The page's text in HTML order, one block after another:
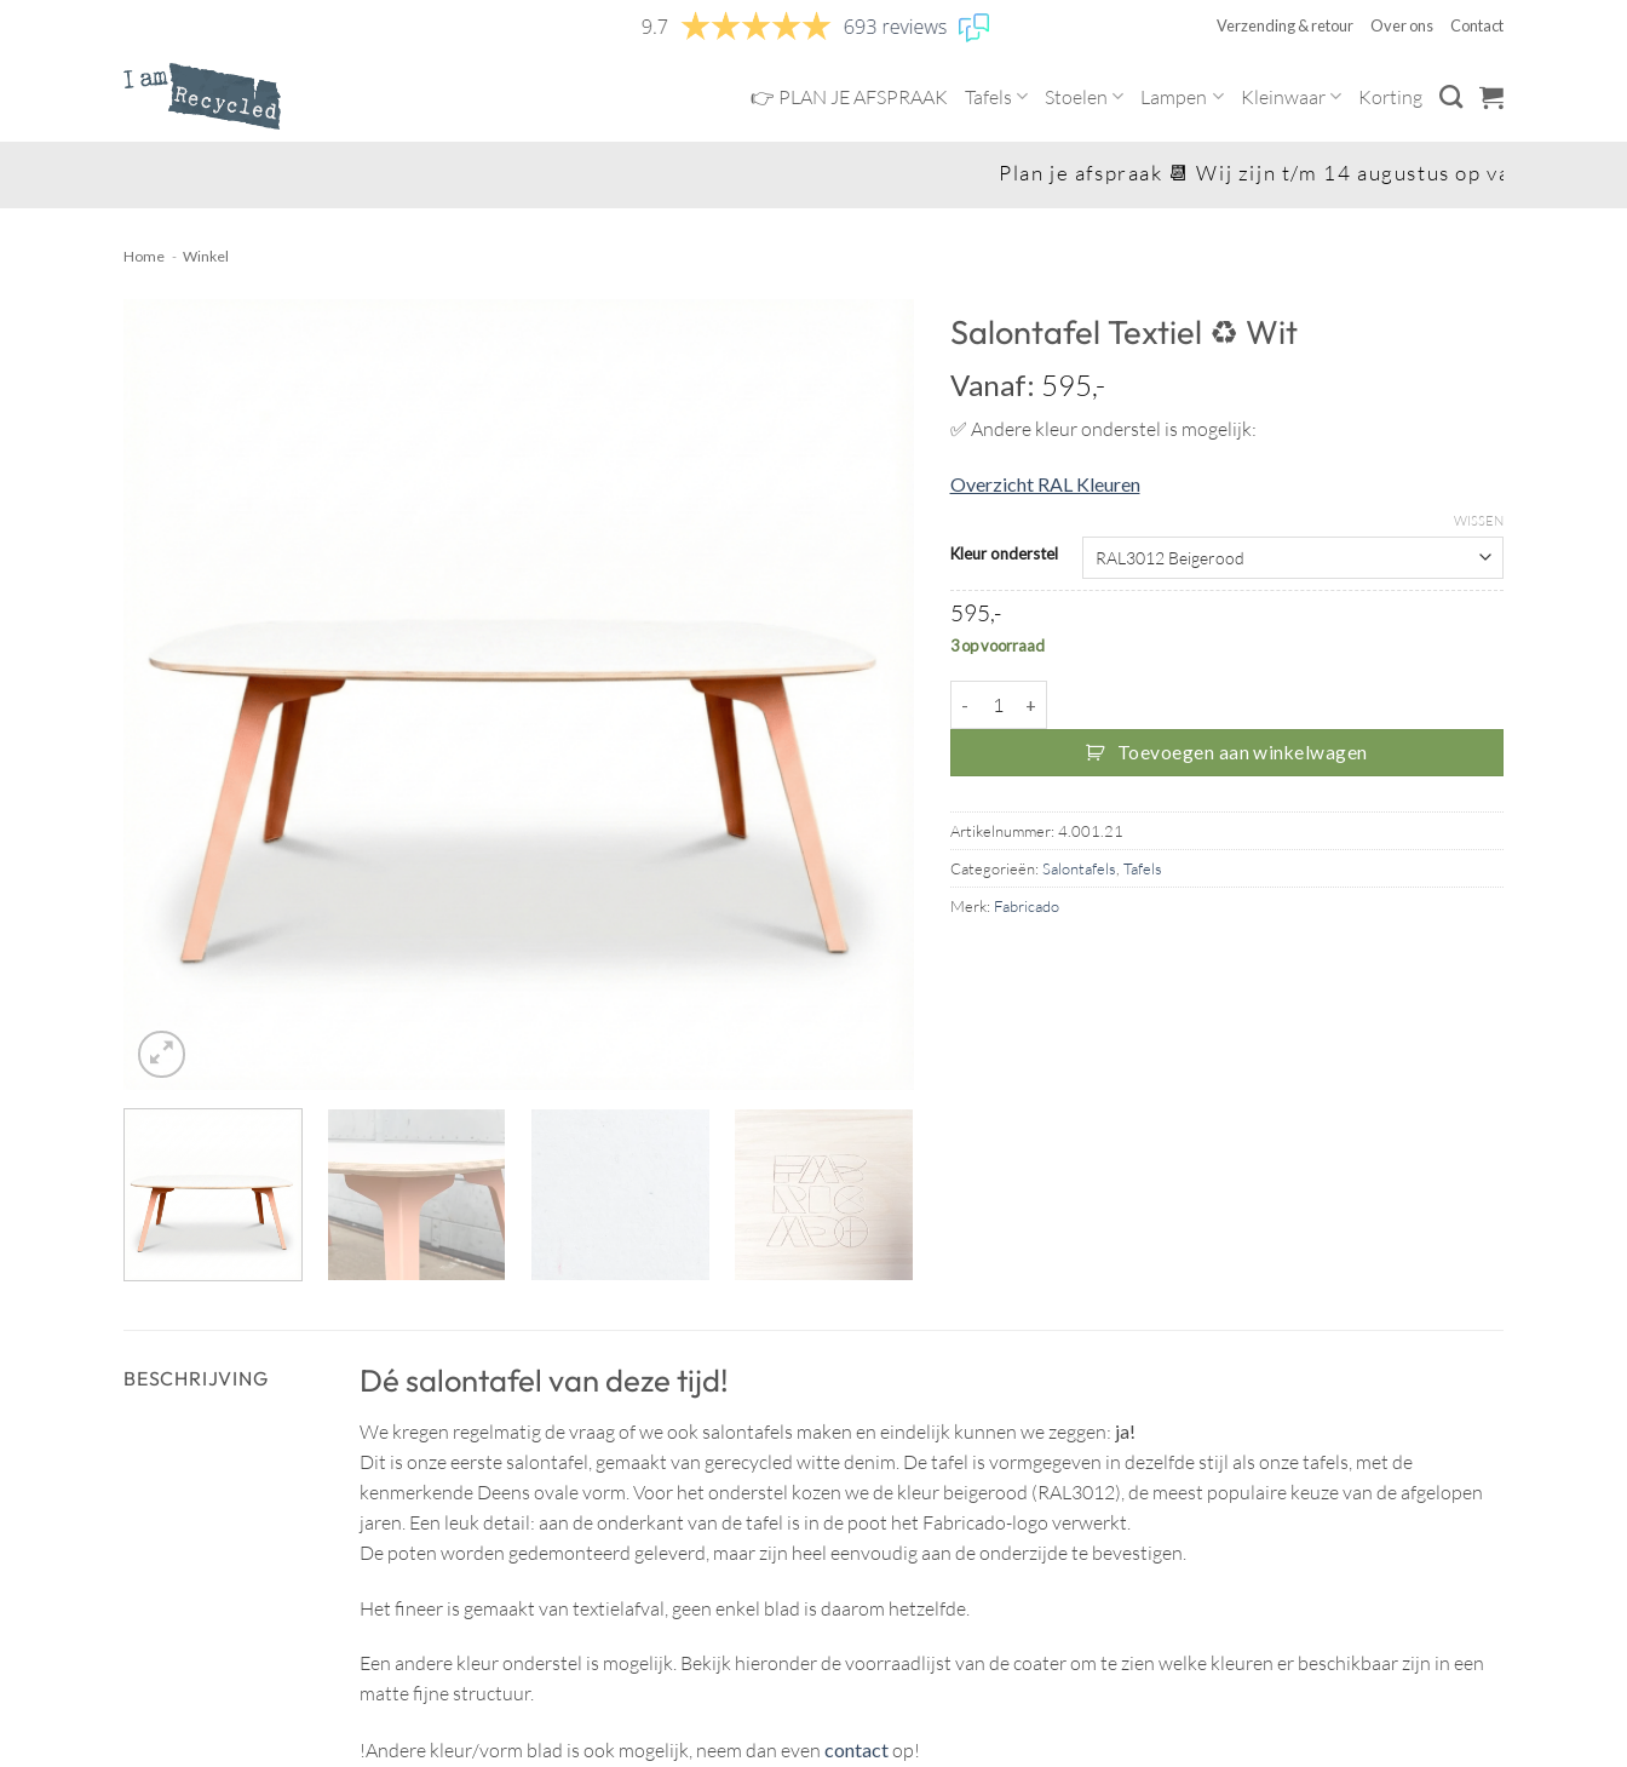
Verzending & retour Over ons Contact
👉 PLAN JE AFSPRAAK Tafels Stoelen Lampen Kleinwaar Korting
Plan je afspraak 📆 Wij zijn t/m 14 augustus op vakantie 😎.
Home - Winkel
Salontafel Textiel ♻ Wit
Vanaf: 595,-
✅ Andere kleur onderstel is mogelijk:
Overzicht RAL Kleuren
Kleur onderstel
WISSEN
595,-
3 op voorraad
Toevoegen aan winkelwagen
Artikelnummer: 4.001.21
Categorieën: Salontafels Tafels
Merk: Fabricado
BESCHRIJVING Dé salontafel van deze tijd!
We kregen regelmatig de vraag of we ook salontafels maken en eindelijk kunnen we zeggen: ja!
Dit is onze eerste salontafel, gemaakt van gerecycled witte denim. De tafel is vormgegeven in dezelfde stijl als onze tafels, met de
kenmerkende Deens ovale vorm. Voor het onderstel kozen we de kleur beigerood (RAL3012), de meest populaire keuze van de afgelopen
jaren. Een leuk detail: aan de onderkant van de tafel is in de poot het Fabricado-logo verwerkt.
De poten worden gedemonteerd geleverd, maar zijn heel eenvoudig aan de onderzijde te bevestigen.
Het fineer is gemaakt van textielafval, geen enkel blad is daarom hetzelfde.
Een andere kleur onderstel is mogelijk. Bekijk hieronder de voorraadlijst van de coater om te zien welke kleuren er beschikbaar zijn in een
matte fijne structuur.
!Andere kleur/vorm blad is ook mogelijk, neem dan even contactop!